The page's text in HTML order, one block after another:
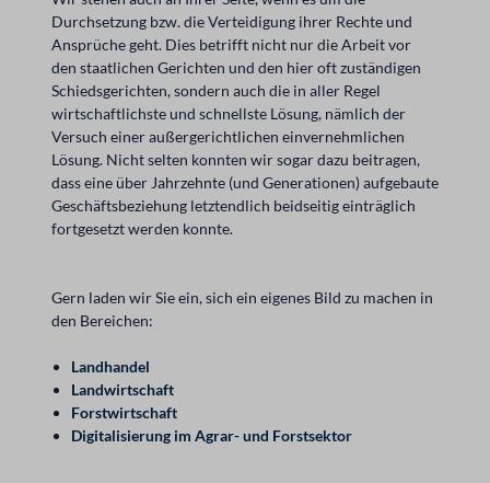
Durchsetzung bzw. die Verteidigung ihrer Rechte und
Ansprüche geht. Dies betrifft nicht nur die Arbeit vor
den staatlichen Gerichten und den hier oft zuständigen
Schiedsgerichten, sondern auch die in aller Regel
wirtschaftlichste und schnellste Lösung, nämlich der
Versuch einer außergerichtlichen einvernehmlichen
Lösung. Nicht selten konnten wir sogar dazu beitragen,
dass eine über Jahrzehnte (und Generationen) aufgebaute
Geschäftsbeziehung letztendlich beidseitig einträglich
fortgesetzt werden konnte.
Gern laden wir Sie ein, sich ein eigenes Bild zu machen in
den Bereichen:
Landhandel
Landwirtschaft
Forstwirtschaft
Digitalisierung im Agrar- und Forstsektor